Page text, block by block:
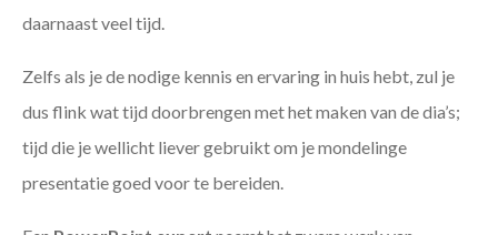
daarnaast veel tijd.
Zelfs als je de nodige kennis en ervaring in huis hebt, zul je
dus flink wat tijd doorbrengen met het maken van de dia’s;
tijd die je wellicht liever gebruikt om je mondelinge
presentatie goed voor te bereiden.